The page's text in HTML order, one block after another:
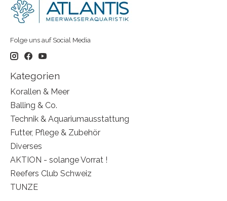
Folge uns auf Social Media
Kategorien
Korallen & Meer
Balling & Co.
Technik & Aquariumausstattung
Futter, Pflege & Zubehör
Diverses
AKTION - solange Vorrat !
Reefers Club Schweiz
TUNZE